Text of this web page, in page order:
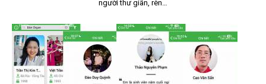
người thư giãn, rèn…